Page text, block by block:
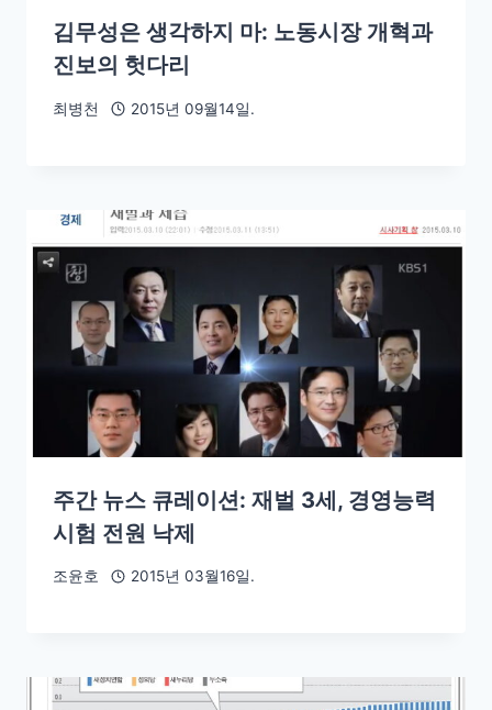
김무성은 생각하지 마: 노동시장 개혁과
진보의 헛다리
최병천 2015년 09월14일.
주간 뉴스 큐레이션: 재벌 3세, 경영능력
시험 전원 낙제
조윤호 2015년 03월16일.